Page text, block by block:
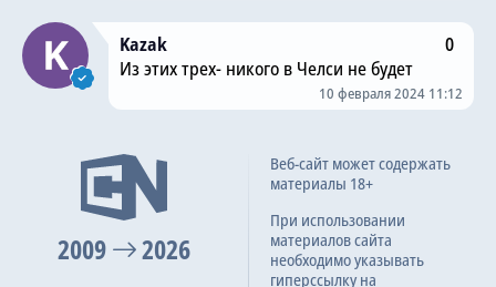
Kazak
0
Из этих трех- никого в Челси не будет
10 февраля 2024 11:12
2009 2026
Веб-сайт может содержать
материалы 18+
При использовании
материалов сайта
необходимо указывать
гиперссылку на